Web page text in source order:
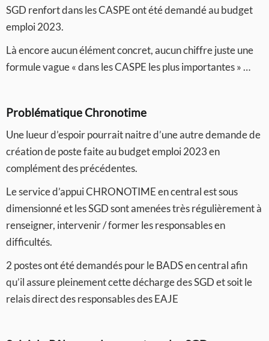
SGD renfort dans les CASPE ont été demandé au budget
emploi 2023.
Là encore aucun élément concret, aucun chiffre juste une
formule vague « dans les CASPE les plus importantes » …
Problématique Chronotime
Une lueur d’espoir pourrait naitre d’une autre demande de
création de poste faite au budget emploi 2023 en
complément des précédentes.
Le service d’appui CHRONOTIME en central est sous
dimensionné et les SGD sont amenées très régulièrement à
renseigner, intervenir / former les responsables en
difficultés.
2 postes ont été demandés pour le BADS en central afin
qu’il assure pleinement cette décharge des SGD et soit le
relais direct des responsables des EAJE